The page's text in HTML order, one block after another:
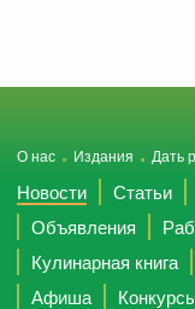
О нас Издания Дать
Новости Статьи
Объявления
Кулинарная книга
Афиша